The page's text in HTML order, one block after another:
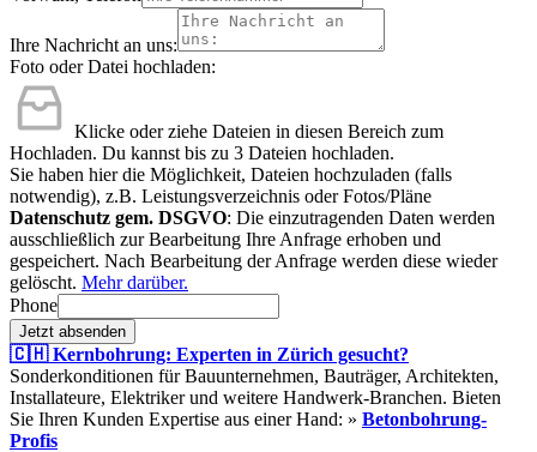
Ihre Nachricht an uns:
Foto oder Datei hochladen:
Klicke oder ziehe Dateien in diesen Bereich zum
Hochladen. Du kannst bis zu 3 Dateien hochladen.
Sie haben hier die Möglichkeit, Dateien hochzuladen (falls
notwendig), z.B. Leistungsverzeichnis oder Fotos/Pläne
Datenschutz gem. DSGVO: Die einzutragenden Daten werden
ausschließlich zur Bearbeitung Ihre Anfrage erhoben und
gespeichert. Nach Bearbeitung der Anfrage werden diese wieder
gelöscht. Mehr darüber.
Phone
Jetzt absenden
🇨🇭 Kernbohrung: Experten in Zürich gesucht?
Sonderkonditionen für Bauunternehmen, Bauträger, Architekten,
Installateure, Elektriker und weitere Handwerk-Branchen. Bieten
Sie Ihren Kunden Expertise aus einer Hand: » Betonbohrung-
Profis